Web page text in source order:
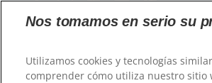
Nos tomamos en serio su
Utilizamos cookies y tecnologías
comprender cómo utiliza nuestro sitio